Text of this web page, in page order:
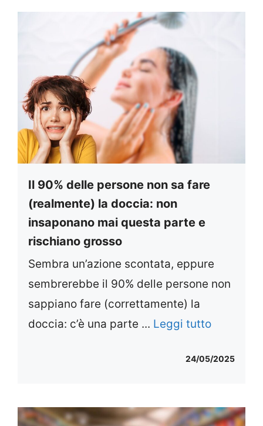
Il 90% delle persone non sa fare
(realmente) la doccia: non
insaponano mai questa parte e
rischiano grosso
Sembra un’azione scontata, eppure
sembrerebbe il 90% delle persone non
sappiano fare (correttamente) la
doccia: c’è una parte ... Leggi tutto
24/05/2025